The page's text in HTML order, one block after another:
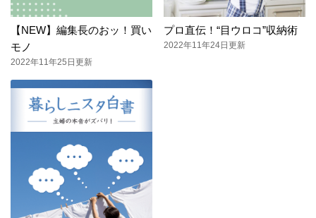
【NEW】編集長のおッ！買い
モノ
2022年11年25日更新
プロ直伝！“目ウロコ”収納術
2022年11年24日更新